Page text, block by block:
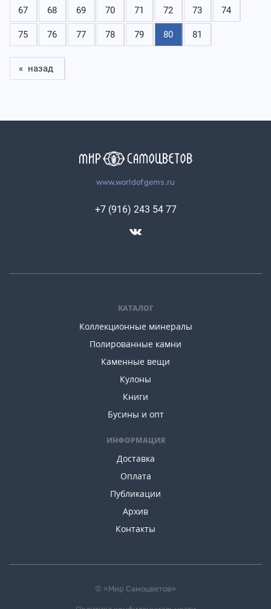
67 68 69 70 71 72 73 74
75 76 77 78 79 80 81
« назад
www.worldofgems.ru
КАТАЛОГ
Коллекционные минералы
Полированные камни
Каменные вещи
Кулоны
Книги
Бусины и опт
ИНФОРМАЦИЯ
Доставка
Оплата
Публикации
Архив
Контакты
+7 (916) 243 54 77
© «Мир Самоцветов»